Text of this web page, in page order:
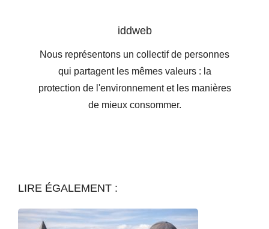
iddweb
Nous représentons un collectif de personnes
qui partagent les mêmes valeurs : la
protection de l'environnement et les manières
de mieux consommer.
LIRE ÉGALEMENT :